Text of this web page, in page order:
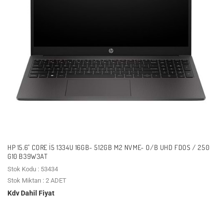
HP 15.6" CORE I5 1334U 16GB- 512GB M2 NVME- O/B UHD FDOS / 250
G10 B39W3AT
Stok Kodu : 53434
Stok Miktarı : 2 ADET
Kdv Dahil Fiyat